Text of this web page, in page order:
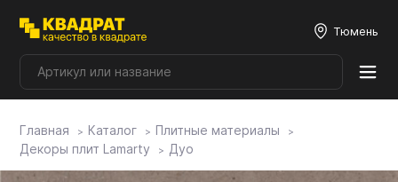
Тюмень
Плитные материалы
Главная Каталог
Плитные материалы
Декоры плит Lamarty
Дуо